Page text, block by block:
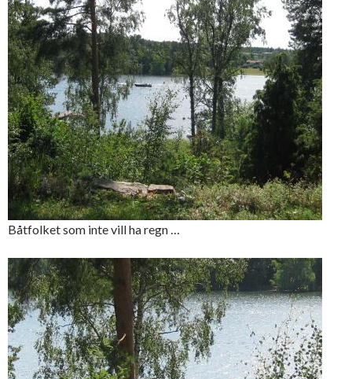
Båtfolket som inte vill ha regn …